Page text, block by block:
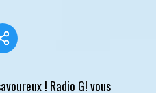
! Radio G! vous